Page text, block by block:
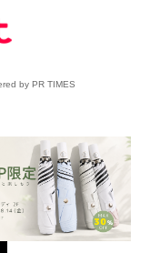
by PR TIMES